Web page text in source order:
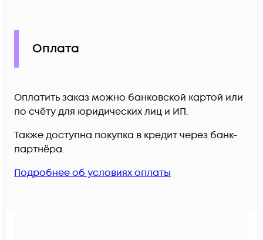
Оплата
Оплатить заказ можно банковской картой или
по счёту для юридических лиц и ИП.
Также доступна покупка в кредит через банк-
партнёра.
Подробнее об условиях оплаты